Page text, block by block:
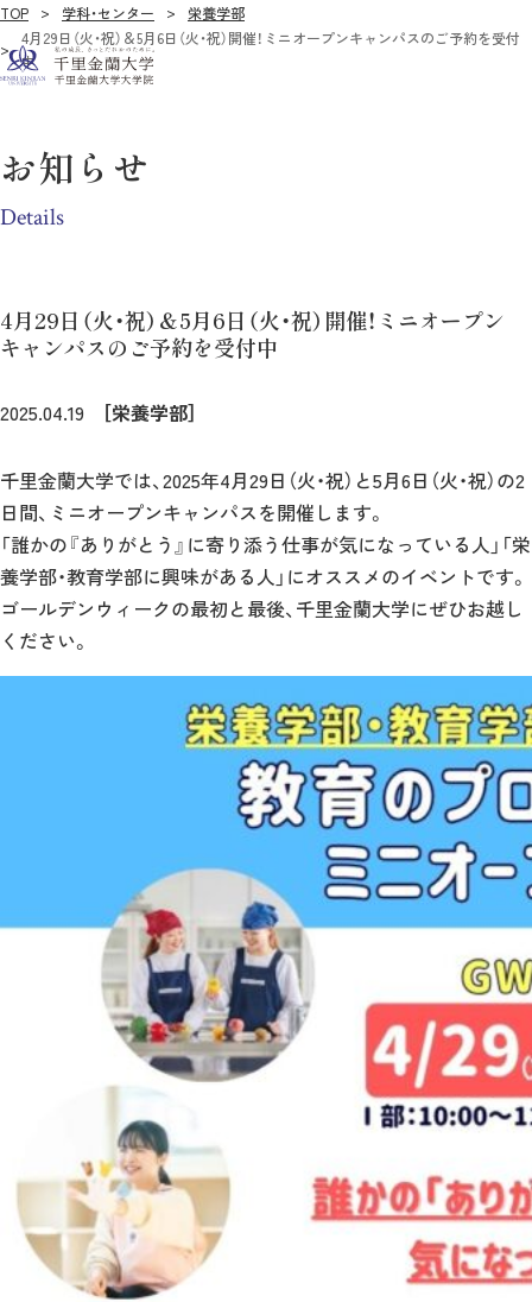
TOP 学科・センター
栄養学部
4月29日（火・祝）＆5月6日（火・祝）開催！ミニオープンキャンパスのご予約を受付
中
お知らせ
Details
4月29日（火・祝）＆5月6日（火・祝）開催！ミニオープン
キャンパスのご予約を受付中
2025.04.19 ［栄養学部］
千里金蘭大学では、2025年4月29日（火・祝）と5月6日（火・祝）の2
日間、ミニオープンキャンパスを開催します。
「誰かの『ありがとう』に寄り添う仕事が気になっている人」「栄
養学部・教育学部に興味がある人」にオススメのイベントです。
ゴールデンウィークの最初と最後、千里金蘭大学にぜひお越し
ください。